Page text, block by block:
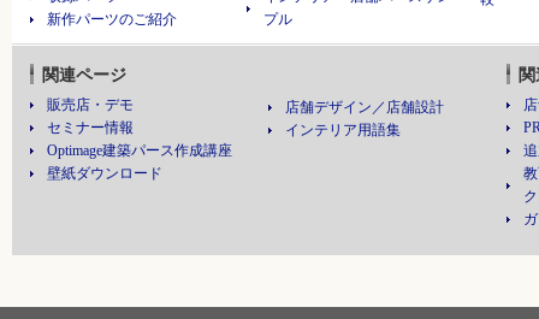
新作パーツのご紹介
プル
関連ページ
販売店・デモ
セミナー情報
Optimage建築パース作成講座
壁紙ダウンロード
店舗デザイン／店舗設計
インテリア用語集